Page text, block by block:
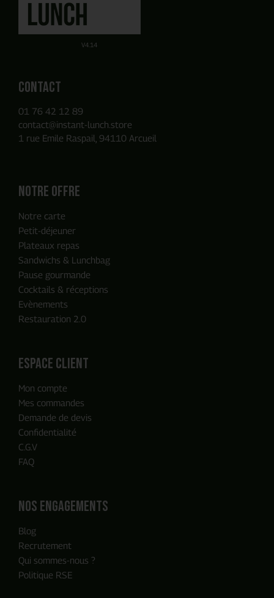
base des produits que vous avez ajouté à votre panier.
Ou utilisez notre Formulaire de contact
Notre équipe reviendra vers vous
en moins de 24h, c'est promis
V4.14
Contact
01 76 42 12 89
contact@instant-lunch.store
1 rue Emile Raspail, 94110 Arcueil
Notre offre
Notre carte
Petit-déjeuner
Plateaux repas
Sandwichs & Lunchbag
Pause gourmande
Cocktails & réceptions
Evènements
Restauration 2.0
espace client
Mon compte
Mes commandes
Demande de devis
Confidentialité
C.G.V
FAQ
Nos engagements
Blog
Recrutement
Qui sommes-nous ?
Politique RSE